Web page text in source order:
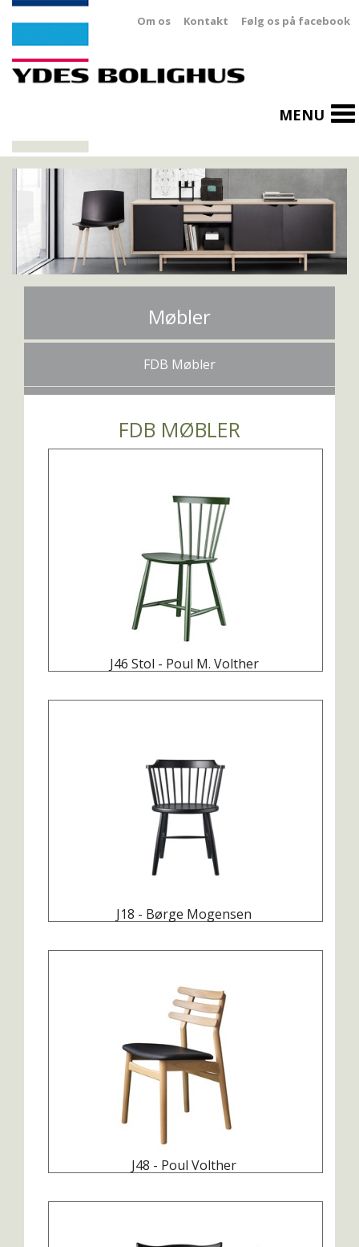
MENU
Om os Kontakt Følg os på facebook
Møbler
FDB Møbler
FDB MØBLER
J46 Stol - Poul M. Volther
J18 - Børge Mogensen
J48 - Poul Volther